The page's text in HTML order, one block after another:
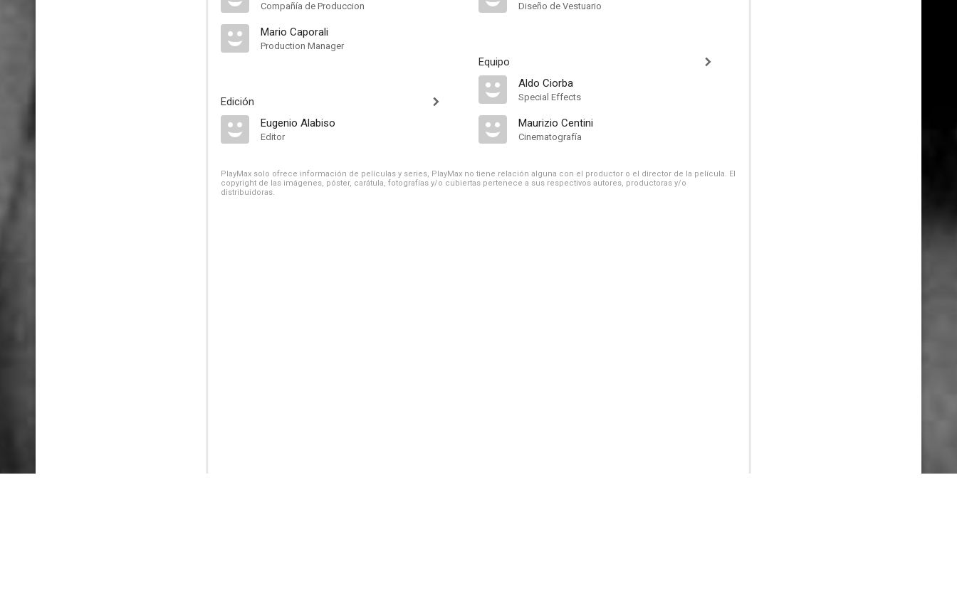
Compañía de Produccion
Mario Caporali
Production Manager
Edición
Eugenio Alabiso
Editor
Diseño de Vestuario
Equipo
Aldo Ciorba
Special Effects
Maurizio Centini
Cinematografía
PlayMax solo ofrece información de películas y series, PlayMax no tiene relación alguna con el productor o el director de la película. El
copyright de las imágenes, póster, carátula, fotografías y/o cubiertas pertenece a sus respectivos autores, productoras y/o
distribuidoras.